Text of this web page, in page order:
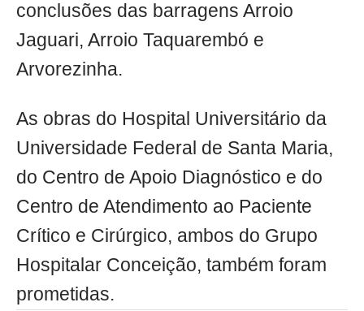
conclusões das barragens Arroio
Jaguari, Arroio Taquarembó e
Arvorezinha.
As obras do Hospital Universitário da
Universidade Federal de Santa Maria,
do Centro de Apoio Diagnóstico e do
Centro de Atendimento ao Paciente
Crítico e Cirúrgico, ambos do Grupo
Hospitalar Conceição, também foram
prometidas.